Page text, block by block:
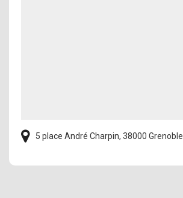
5 place André Charpin, 38000 Grenoble